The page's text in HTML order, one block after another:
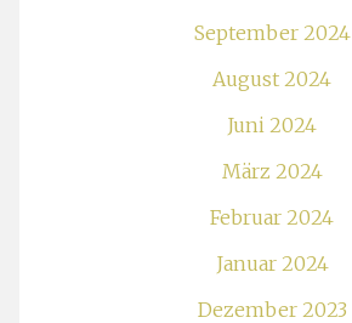
September 2024
August 2024
Juni 2024
März 2024
Februar 2024
Januar 2024
Dezember 2023